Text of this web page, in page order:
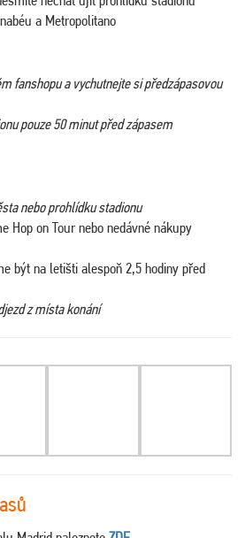
a Metropolitano
fanshopu a vychutnejte si předzápasovou
pouze 50 minut před zápasem
nebo prohlídku stadionu
Hop on Tour nebo nedávné nákupy
být na letišti alespoň 2,5 hodiny před
z místa konání